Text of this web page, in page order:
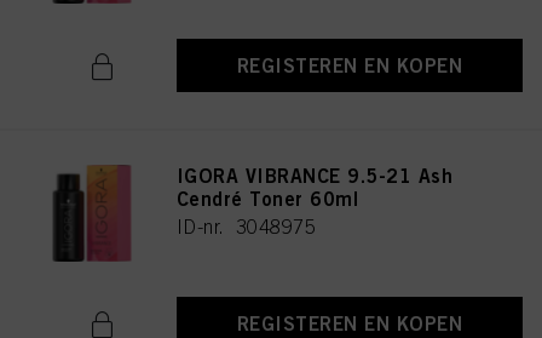
REGISTEREN EN KOPEN
IGORA VIBRANCE 9.5-21 Ash
Cendré Toner 60ml
ID-nr. 3048975
REGISTEREN EN KOPEN